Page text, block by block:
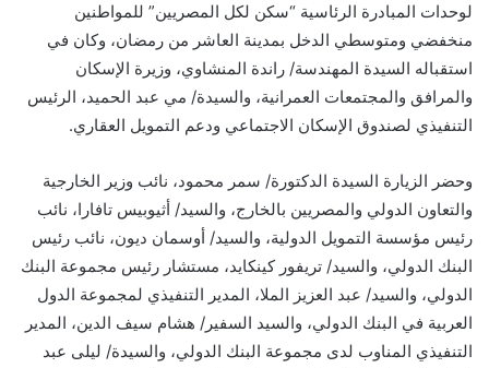
لوحدات المبادرة الرئاسية “سكن لكل المصريين” للمواطنين
منخفضي ومتوسطي الدخل بمدينة العاشر من رمضان، وكان في
استقباله السيدة المهندسة/ راندة المنشاوي، وزيرة الإسكان
والمرافق والمجتمعات العمرانية، والسيدة/ مي عبد الحميد، الرئيس
التنفيذي لصندوق الإسكان الاجتماعي ودعم التمويل العقاري.
وحضر الزيارة السيدة الدكتورة/ سمر محمود، نائب وزير الخارجية
والتعاون الدولي والمصريين بالخارج، والسيد/ أثيوبيس تافارا، نائب
رئيس مؤسسة التمويل الدولية، والسيد/ أوسمان ديون، نائب رئيس
البنك الدولي، والسيد/ تريفور كينكايد، مستشار رئيس مجموعة البنك
الدولي، والسيد/ عبد العزيز الملا، المدير التنفيذي لمجموعة الدول
العربية في البنك الدولي، والسيد السفير/ هشام سيف الدين، المدير
التنفيذي المناوب لدى مجموعة البنك الدولي، والسيدة/ ليلى عبد